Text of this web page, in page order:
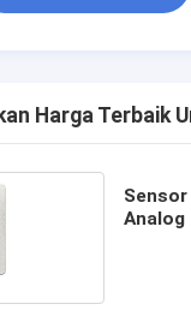
Harga Terbaik
Analog